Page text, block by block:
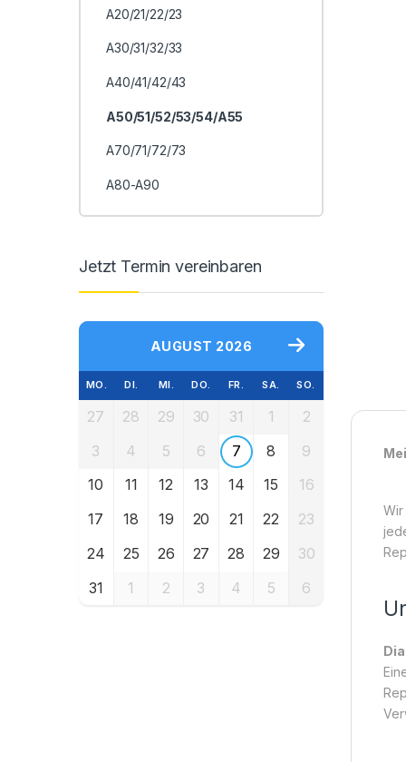
Wir
A20/21/22/23
A30/31/32/33
A40/41/42/43
A50/51/52/53/54/A55
A70/71/72/73
A80-A90
Jetzt Termin vereinbaren
AUGUST 2026
MO. DI. MI. DO. FR. SA. SO.
27 28 29 30 31 1
2
3
4 5 6 7 8
9
10
11 12 13 14 15
16
17
18 19 20 21 22
23
24
25 26 27 28 29
30
31
1 2 3 4 5 6